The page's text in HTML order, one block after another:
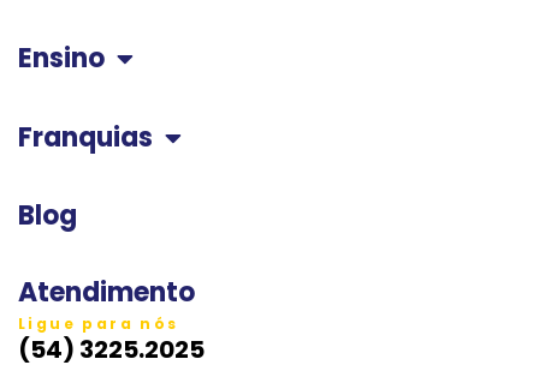
Ensino
Franquias
Blog
Atendimento
Ligue para nós
(54) 3225.2025